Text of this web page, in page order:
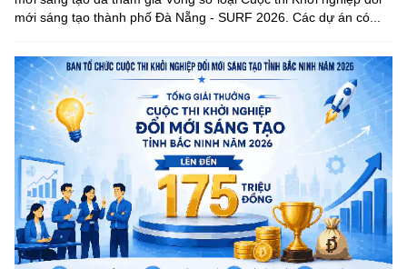
mới sáng tạo thành phố Đà Nẵng - SURF 2026. Các dự án có...